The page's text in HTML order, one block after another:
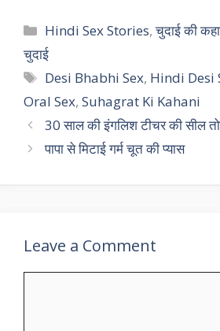
Categories
Hindi Sex Stories,चुदाई की
चुदाई
Tags
Desi Bhabhi Sex, Hindi Desi
Oral Sex, Suhagrat Ki Kahani
30 साल की इंगलिश टीचर की सील
पापा से मिटाई गर्म चूत की प्यास
Leave a Comment